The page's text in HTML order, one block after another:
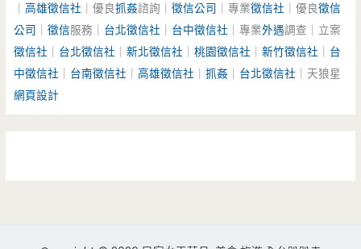
｜高雄徵信社 ｜優良抓姦諮詢｜徵信公司 ｜專業徵信社 ｜優良徵信
公司
｜徵信服務｜ 台北徵信社 台中徵信社 ｜專業外遇調查｜立案
徵信社
台北徵信社 ｜新北徵信社 ｜桃園徵信社 ｜新竹徵信社
台
中徵信社
台南徵信社 ｜高雄徵信社 ｜抓姦 台北徵信社 ｜天狼星
網頁設計